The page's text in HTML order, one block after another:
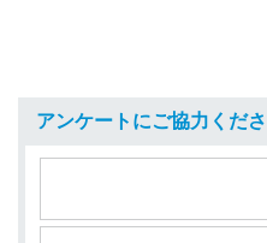
アンケートにご協力くだ